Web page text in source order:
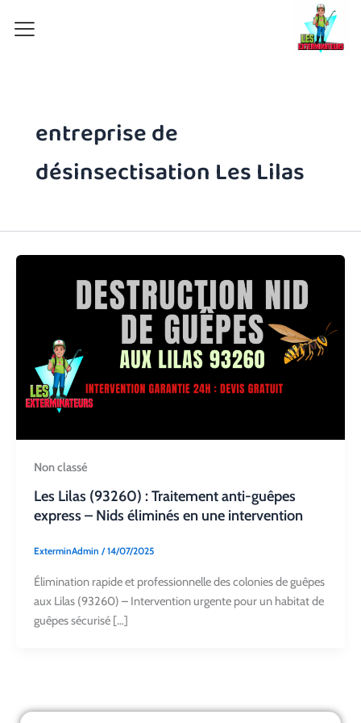
entreprise de
désinsectisation Les Lilas
Non classé
Les Lilas (93260) : Traitement anti-guêpes
express – Nids éliminés en une intervention
ExterminAdmin /14/07/2025
Élimination rapide et professionnelle des colonies de guêpes
aux Lilas (93260) – Intervention urgente pour un habitat de
guêpes sécurisé […]